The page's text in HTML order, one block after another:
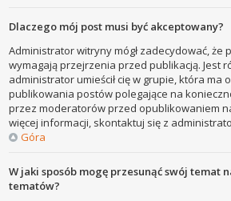
Dlaczego mój post musi być akceptowany?
Administrator witryny mógł zadecydować, że
wymagają przejrzenia przed publikacją. Jest
administrator umieścił cię w grupie, która ma
publikowania postów polegające na
przez moderatorów przed opublikowaniem
więcej informacji, skontaktuj się z
Góra
W jaki sposób mogę przesunąć swój temat
tematów?